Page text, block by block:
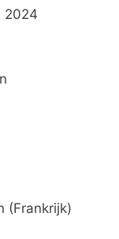
2024
(Frankrijk)